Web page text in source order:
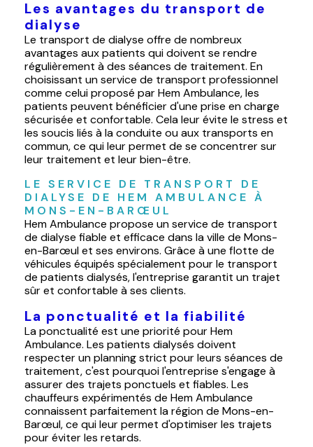
Les avantages du transport de
dialyse
Le transport de dialyse offre de nombreux
avantages aux patients qui doivent se rendre
régulièrement à des séances de traitement. En
choisissant un service de transport professionnel
comme celui proposé par Hem Ambulance, les
patients peuvent bénéficier d'une prise en charge
sécurisée et confortable. Cela leur évite le stress et
les soucis liés à la conduite ou aux transports en
commun, ce qui leur permet de se concentrer sur
leur traitement et leur bien-être.
LE SERVICE DE TRANSPORT DE
DIALYSE DE HEM AMBULANCE À
MONS-EN-BARŒUL
Hem Ambulance propose un service de transport
de dialyse fiable et efficace dans la ville de Mons-
en-Barœul et ses environs. Grâce à une flotte de
véhicules équipés spécialement pour le transport
de patients dialysés, l'entreprise garantit un trajet
sûr et confortable à ses clients.
La ponctualité et la fiabilité
La ponctualité est une priorité pour Hem
Ambulance. Les patients dialysés doivent
respecter un planning strict pour leurs séances de
traitement, c'est pourquoi l'entreprise s'engage à
assurer des trajets ponctuels et fiables. Les
chauffeurs expérimentés de Hem Ambulance
connaissent parfaitement la région de Mons-en-
Barœul, ce qui leur permet d'optimiser les trajets
pour éviter les retards.